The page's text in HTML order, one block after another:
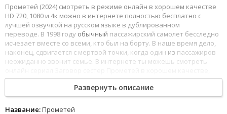
Прометей (2024) смотреть в режиме онлайн в хорошем качестве
HD 720, 1080 и 4к можно в интернете полностью бесплатно с
лучшей озвучкой на русском языке в дублированном
переводе. В 1998 году обычный пассажирский самолет бесследно
исчезает вместе со всеми, кто был на борту. В наше время дело,
наконец, сдвигается с мертвой точки, когда один из пассажиров
неожиданно звонит семье. В интернете ты можешь смотреть
все серии 1,2,3,4,5,6,7,8,9 и все сезоны доступные бесплатно в HD
720, FullHD 1080 и 4К, все выпуски в дублированном переводе и с
хорошим звуком без рекламы.
Развернуть описание
Название:Прометей